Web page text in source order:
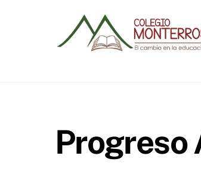
Progreso